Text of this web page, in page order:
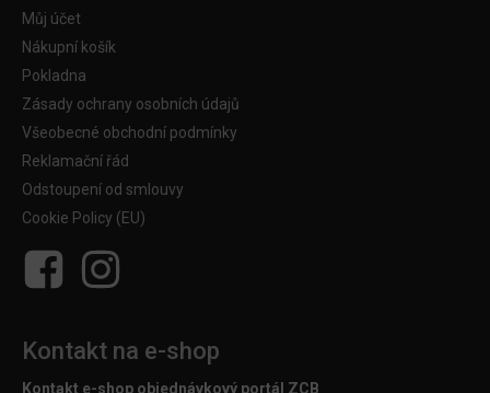
Můj účet
Nákupní košík
Pokladna
Zásady ochrany osobních údajů
Všeobecné obchodní podmínky
Reklamační řád
Odstoupení od smlouvy
Cookie Policy (EU)
Kontakt na e-shop
Kontakt e-shop objednávkový portál ZCB